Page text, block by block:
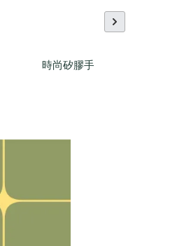
時尚矽膠手環（基本/麻花/菱紋